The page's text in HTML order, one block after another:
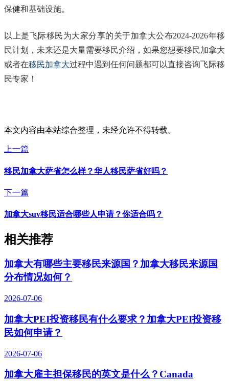
保健和基础设施。
以上是飞际移民为大家分享的关于加拿大公布2024-2026年移
民计划，未来还是大量需要移民介绍，如果您想要移民加拿大
或者在移民加拿大过程中遇到任何问题都可以直接咨询飞际移
民专家！
本文内容由本站综合整理，未经允许不得转载。
上一篇
移民加拿大萨省怎么样？华人移民萨省好吗？
下一篇
加拿大suv移民适合哪些人申请？你适合吗？
相关推荐
加拿大有哪些主要移民来源国？加拿大移民来源国
分布情况如何？
2026-07-06
加拿大PEI投资移民有什么要求？加拿大PEI投资移
民如何申请？
2026-07-06
加拿大雇主担保移民的英文是什么？Canada